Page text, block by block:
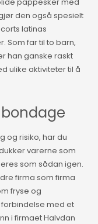
den også spesielt
latinas
Som far til to barn,
han ganske raskt
ulike aktiviteter til å
og risiko, har du
varerne som
som sådan igen.
firma som firma
fryse og
med et
i firmaet Halvdan